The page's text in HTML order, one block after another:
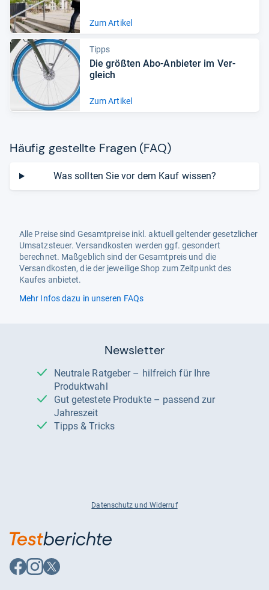
Zum Artikel
Tipps
Die größ­ten Abo-​Anbie­ter im Ver­
gleich
Zum Artikel
Häu­fig gestellte Fra­gen (FAQ)
Was sollten Sie vor dem Kauf wissen?
Alle Preise sind Gesamtpreise inkl. aktuell geltender gesetzlicher
Umsatzsteuer. Versandkosten werden ggf. gesondert
berechnet. Maßgeblich sind der Gesamtpreis und die
Versandkosten, die der jeweilige Shop zum Zeitpunkt des
Kaufes anbietet.
Mehr Infos dazu in unseren FAQs
Newsletter
Neutrale Ratgeber – hilfreich für Ihre
Produktwahl
Gut getestete Produkte – passend zur
Jahreszeit
Tipps & Tricks
Datenschutz und Widerruf
Auf
Facebook
Auf
Instagram
Auf
X